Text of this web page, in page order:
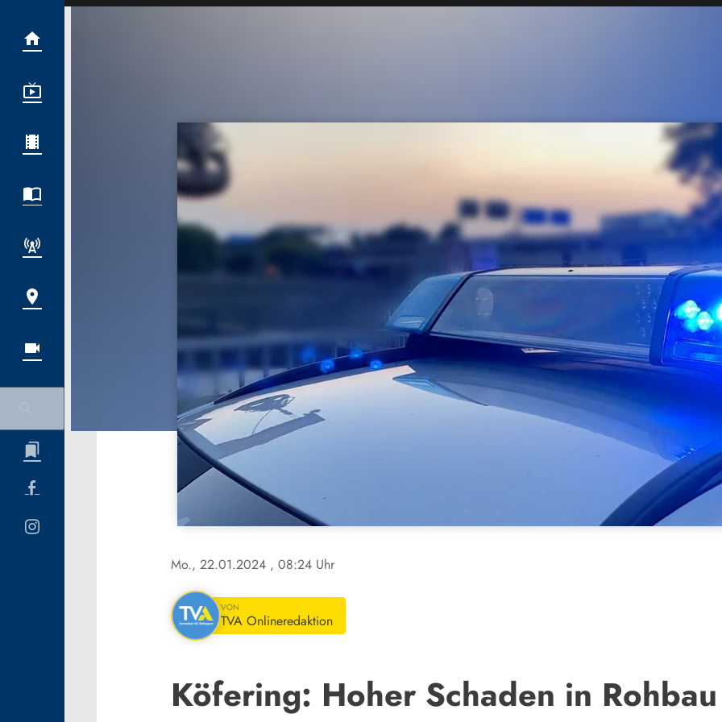
Mo., 22.01.2024 , 08:24 Uhr
VON
TVA Onlineredaktion
Köfering: Hoher Schaden in